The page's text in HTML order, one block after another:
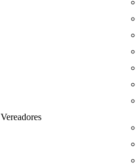
Vereadores